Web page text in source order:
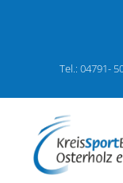
Tel.: 04791-